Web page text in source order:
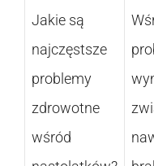
Jakie są
najczęstsze
problemy
zdrowotne
wśród